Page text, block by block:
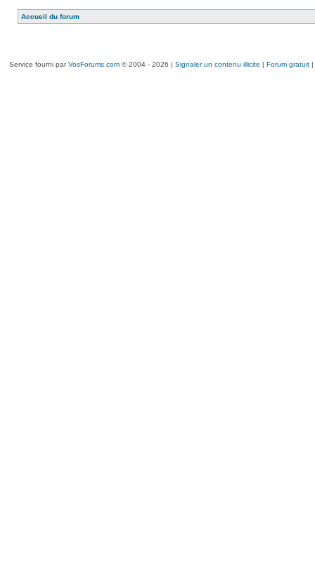
Accueil du forum
Service fourni parVosForums.com© 2004 - 2026 | Signaler un contenu illicite | Forum gratuit|